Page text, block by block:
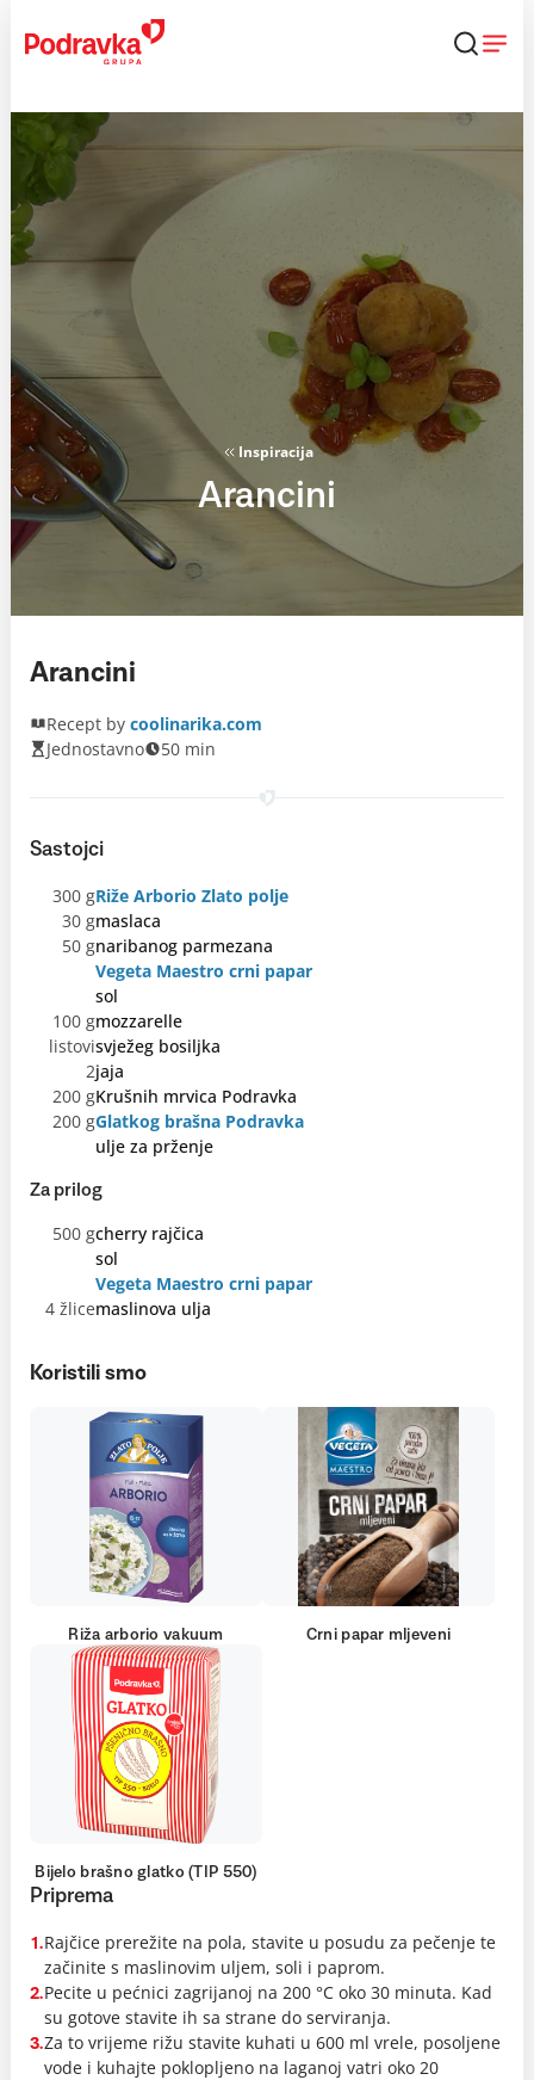
content
Inspiracija
Arancini
Arancini
Recept by coolinarika.com
Jednostavno
50 min
Sastojci
300 gRiže Arborio Zlato polje
30 gmaslaca
50 gnaribanog parmezana
Vegeta Maestro crni papar
sol
100 gmozzarelle
listovisvježeg bosiljka
2jaja
200 gKrušnih mrvica Podravka
200 gGlatkog brašna Podravka
ulje za prženje
Za prilog
500 gcherry rajčica
sol
Vegeta Maestro crni papar
4 žlicemaslinova ulja
Koristili smo
Riža arborio vakuum Crni papar mljeveni
Bijelo brašno glatko (TIP 550)
Priprema
1.Rajčice prerežite na pola, stavite u posudu za pečenje te
začinite s maslinovim uljem, soli i paprom.
2.Pecite u pećnici zagrijanoj na 200 °C oko 30 minuta. Kad
su gotove stavite ih sa strane do serviranja.
3.Za to vrijeme rižu stavite kuhati u 600 ml vrele, posoljene
vode i kuhajte poklopljeno na laganoj vatri oko 20